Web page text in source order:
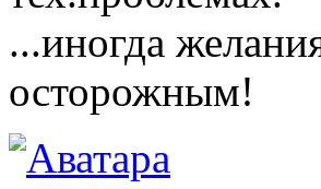
...иногда
осторожным!